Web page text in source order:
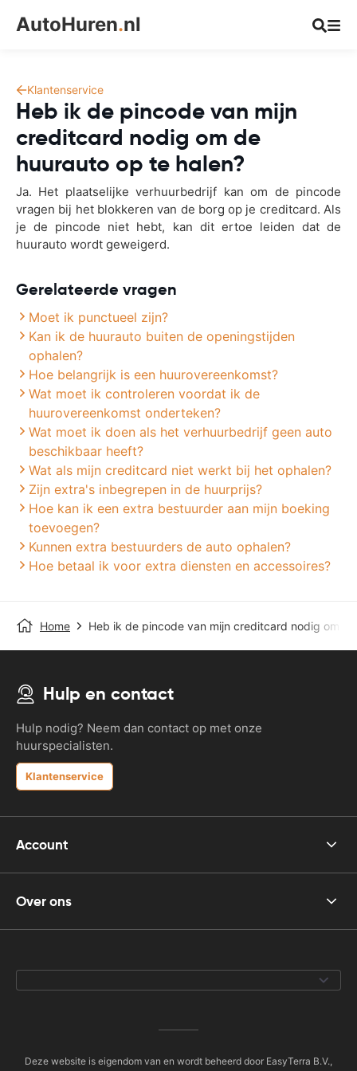
AutoHuren.nl
Klantenservice
Heb ik de pincode van mijn
creditcard nodig om de
huurauto op te halen?
Ja. Het plaatselijke verhuurbedrijf kan om de pincode
vragen bij het blokkeren van de borg op je creditcard. Als
je de pincode niet hebt, kan dit ertoe leiden dat de
huurauto wordt geweigerd.
Gerelateerde vragen
Moet ik punctueel zijn?
Kan ik de huurauto buiten de openingstijden
ophalen?
Hoe belangrijk is een huurovereenkomst?
Wat moet ik controleren voordat ik de
huurovereenkomst onderteken?
Wat moet ik doen als het verhuurbedrijf geen auto
beschikbaar heeft?
Wat als mijn creditcard niet werkt bij het ophalen?
Zijn extra's inbegrepen in de huurprijs?
Hoe kan ik een extra bestuurder aan mijn boeking
toevoegen?
Kunnen extra bestuurders de auto ophalen?
Hoe betaal ik voor extra diensten en accessoires?
Home Heb ik de pincode van mijn creditcard nodig om
Hulp en contact
Hulp nodig? Neem dan contact op met onze
huurspecialisten.
Klantenservice
Account
Over ons
Deze website is eigendom van en wordt beheerd door EasyTerra B.V.,